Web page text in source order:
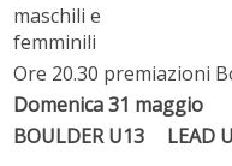
maschili e
femminili
Ore 20.30 premiazioni
Domenica 31 maggio
BOULDER U13
LEAD